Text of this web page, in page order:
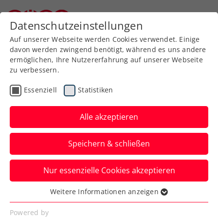
Zurück zur Newsübersicht
Turniere
BTV Kids & Jugend
Landesmeisterschaften
Anmelden und mitspielen 💪
Verfasst von: Claudia Schlögl-Wandl, 29.07.2025
Datenschutzeinstellungen
Auf unserer Webseite werden Cookies verwendet. Einige
davon werden zwingend benötigt, während es uns andere
ermöglichen, Ihre Nutzererfahrung auf unserer Webseite
zu verbessern.
Essenziell Statistiken
Alle akzeptieren
Speichern & schließen
Nur essenzielle Cookies akzeptieren
Essenziell
Essenzielle Cookies werden für grundlegende
Weitere Informationen anzeigen
Powered by